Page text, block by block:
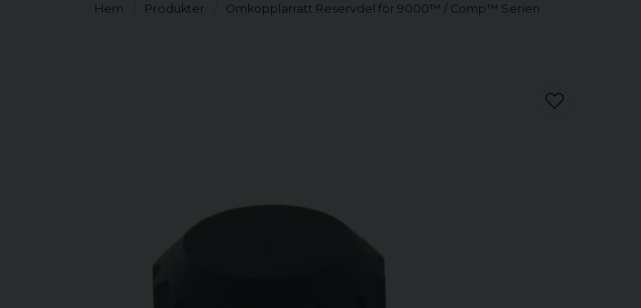
Hem Produkter Omkopplarratt Reservdel för 9000™ / Comp™ Serien